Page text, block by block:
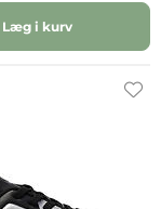
Læg i kurv